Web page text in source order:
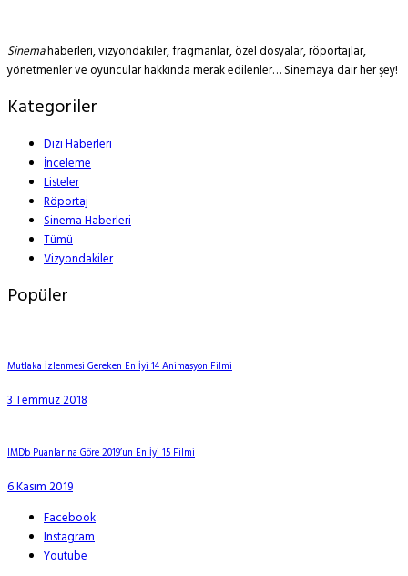
Sinemahaberleri, vizyondakiler, fragmanlar, özel dosyalar, röportajlar,
yönetmenler ve oyuncular hakkında merak edilenler… Sinemaya dair her şey!
Kategoriler
Dizi Haberleri
İnceleme
Listeler
Röportaj
Sinema Haberleri
Tümü
Vizyondakiler
Popüler
Mutlaka İzlenmesi Gereken En İyi 14 Animasyon Filmi
3 Temmuz 2018
IMDb Puanlarına Göre 2019’un En İyi 15 Filmi
6 Kasım 2019
Facebook
Instagram
Youtube